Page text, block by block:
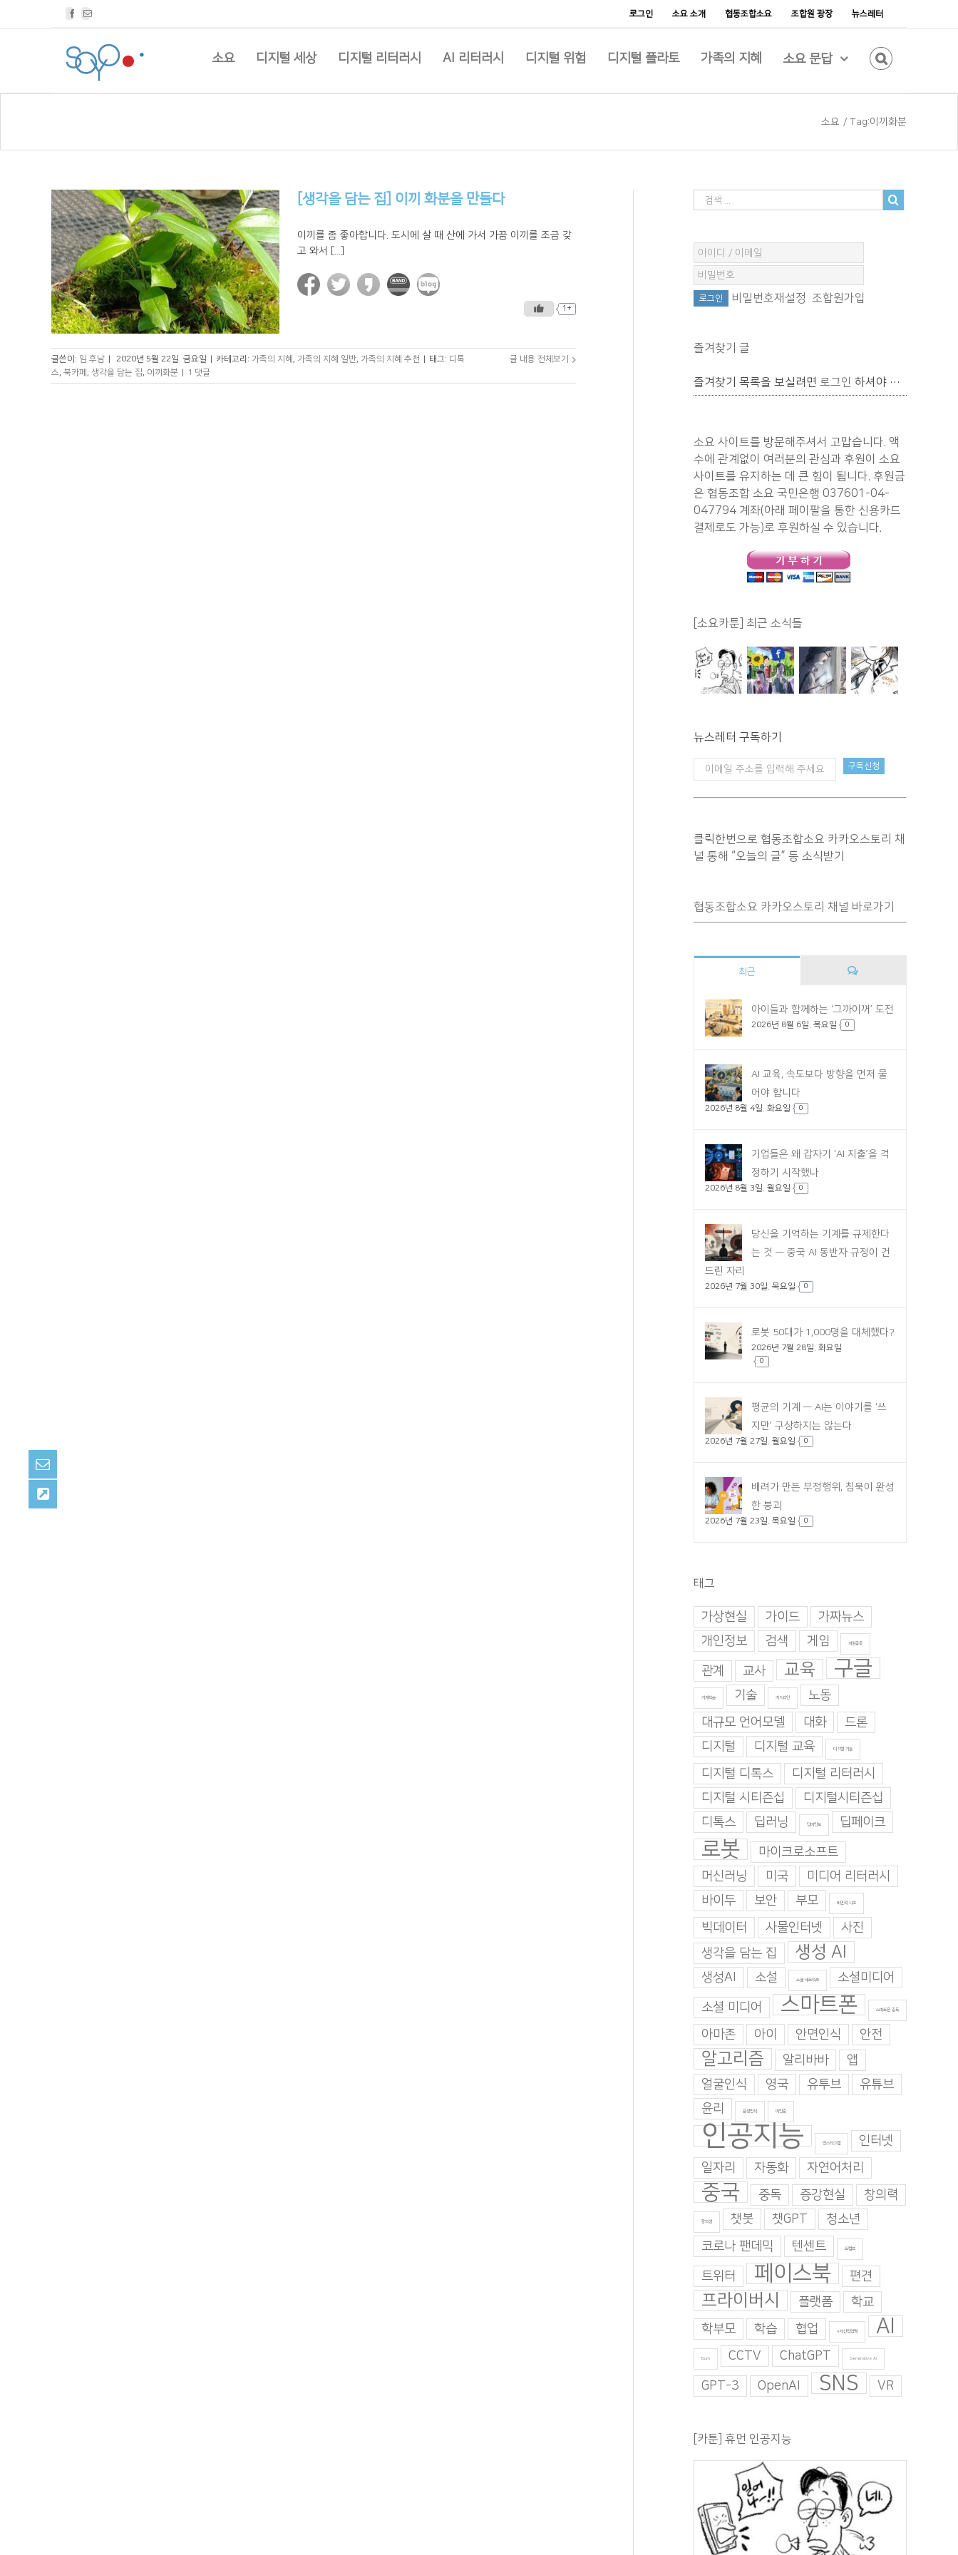
Facebook
로그인 소요 소개 협동조합소요 조합원 광장 뉴스레터
소요 디지털 세상 디지털 리터러시 AI 리터러시 디지털 위험 디지털 플라토 가족의 지혜 소요 문답
소요 / Tag:이끼화분
[생각을 담는 집] 이끼 화분을 만들다
이끼를 좀 좋아합니다. 도시에 살 때 산에 가서 가끔 이끼를 조금 갖
고 와서 [...]
1+
글쓴이: 임 후남 | 2020년 5월 22일. 금요일 | 카테고리: 가족의 지혜 , 가족의 지혜 일반, 가족의 지혜 추천 | 태그: 디톡
스, 북카페 , 생각을 담는 집, 이끼화분 | 1 댓글
글 내용 전체보기
비밀번호재설정 조합원가입
즐겨찾기 글
즐겨찾기 목록을 보실려면 로그인 하셔야 합니다.
소요 사이트를 방문해주셔서 고맙습니다. 액
수에 관계없이 여러분의 관심과 후원이 소요
사이트를 유지하는 데 큰 힘이 됩니다. 후원금
은 협동조합 소요 국민은행 037601-04-
047794 계좌(아래 페이팔을 통한 신용카드
결제로도 가능)로 후원하실 수 있습니다.
[소요카툰] 최근 소식들
뉴스레터 구독하기
클릭한번으로 협동조합소요 카카오스토리 채
널 통해 “오늘의 글” 등 소식받기
협동조합소요 카카오스토리 채널 바로가기
최근
아이들과 함께하는 ‘그까이꺼’ 도전
2026년 8월 6일. 목요일 0
AI 교육, 속도보다 방향을 먼저 물
어야 합니다
2026년 8월 4일. 화요일 0
기업들은 왜 갑자기 ‘AI 지출’을 걱
정하기 시작했나
2026년 8월 3일. 월요일 0
당신을 기억하는 기계를 규제한다
는 것 — 중국 AI 동반자 규정이 건
드린 자리
2026년 7월 30일. 목요일 0
로봇 50대가 1,000명을 대체했다?
2026년 7월 28일. 화요일
0
평균의 기계 — AI는 이야기를 ‘쓰
지만’ 구상하지는 않는다
2026년 7월 27일. 월요일 0
배려가 만든 부정행위, 침묵이 완성
한 붕괴
2026년 7월 23일. 목요일 0
태그
가상현실 가이드
가짜뉴스
개인정보
검색 게임 게임중독
관계 교사 교육 구글
기계학습 기술 기지과인
노동
대규모 언어모델
대화
드론
디지털
디지털 교육 디지털 기술
디지털 디톡스
디지털 리터러시
디지털 시티즌십
디지털시티즌십
디톡스
딥러닝 딥마인드 딥페이크
로봇
마이크로소프트
머신러닝
미국
미디어 리터러시
바이두
보안 부모 비판적 사고
빅데이터 사물인터넷
사진
생각을 담는 집
생성 AI
생성AI 소설 소셜 네트워크 소셜미디어
소셜 미디어 스마트폰 스마트폰 중독
아마존 아이 안면인식 안전
알고리즘 알리바바
앱
얼굴인식
영국 유투브
유튜브
윤리
음성인식 이인준
인공지능 인스타그램
인터넷
일자리
자동화 자연어처리
중국 중독 증강현실 창의력
창의성 챗봇 챗GPT
청소년
코로나 팬데믹
텐센트 트럼프
트위터 페이스북 편견
프라이버시 플랫폼
학교
학부모
학습 협업 4차산업혁명 AI
Burn CCTV ChatGPT Generative AI
GPT-3 OpenAI SNS VR
[카툰] 휴먼 인공지능